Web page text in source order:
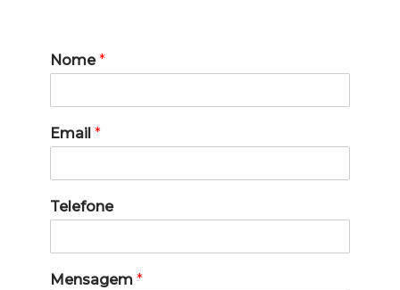
Nome*
Email *
Telefone
Mensagem *